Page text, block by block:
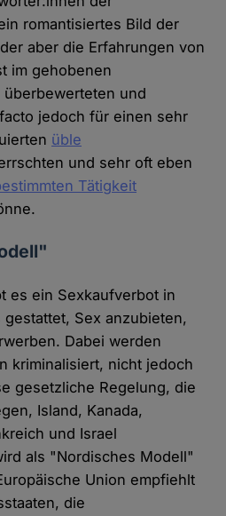
romantisiertes Bild der
aber die Erfahrungen von
im gehobenen
und
jedoch für einen sehr
üble
und sehr oft eben
Tätigkeit
es ein Sexkaufverbot in
Sex anzubieten,
Dabei werden
kriminalisiert, nicht jedoch
gesetzliche Regelung, die
Island, Kanada,
und Israel
als "Nordisches Modell"
Union empfiehlt
die